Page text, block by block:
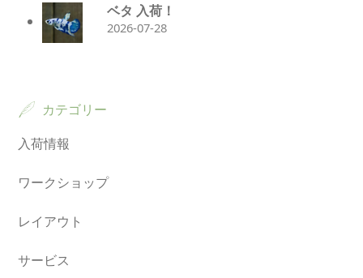
ベタ 入荷！
2026-07-28
カテゴリー
入荷情報
ワークショップ
レイアウト
サービス